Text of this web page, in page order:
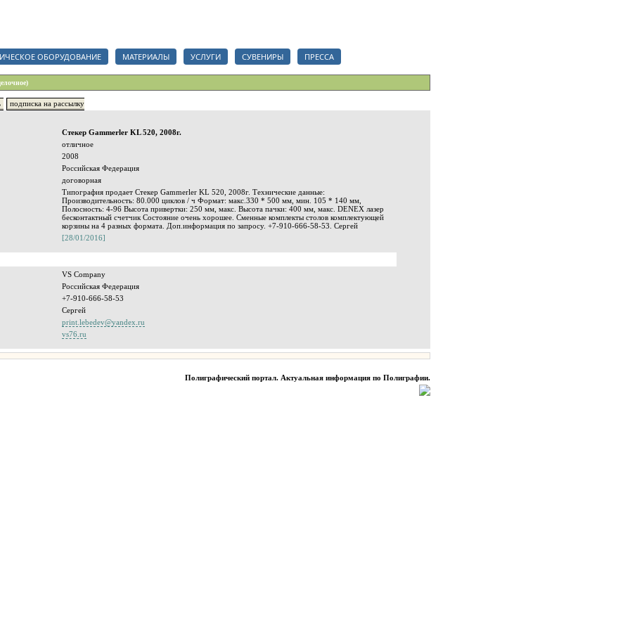
ОБОРУДОВАНИЕ МАТЕРИАЛЫ УСЛУГИ СУВЕНИРЫ ПРЕССА
подписка на рассылку
Стекер Gammerler KL 520, 2008г.
отличное
2008
Российская Федерация
договорная
Типография продает Стекер Gammerler KL 520, 2008г. Технические данные:
Производительность: 80.000 циклов / ч Формат: макс.330 * 500 мм, мин. 105 * 140 мм,
Полосность: 4-96 Высота привертки: 250 мм, макс. Высота пачки: 400 мм, макс. DENEX лазер
бесконтактный счетчик Состояние очень хорошее. Сменные комплекты столов комплектующей
корзины на 4 разных формата. Доп.информация по запросу. +7-910-666-58-53. Сергей
[28/01/2016]
VS Company
Российская Федерация
+7-910-666-58-53
Сергей
print.lebedev@yandex.ru
vs76.ru
Полиграфический портал. Актуальная информация по Полиграфии.